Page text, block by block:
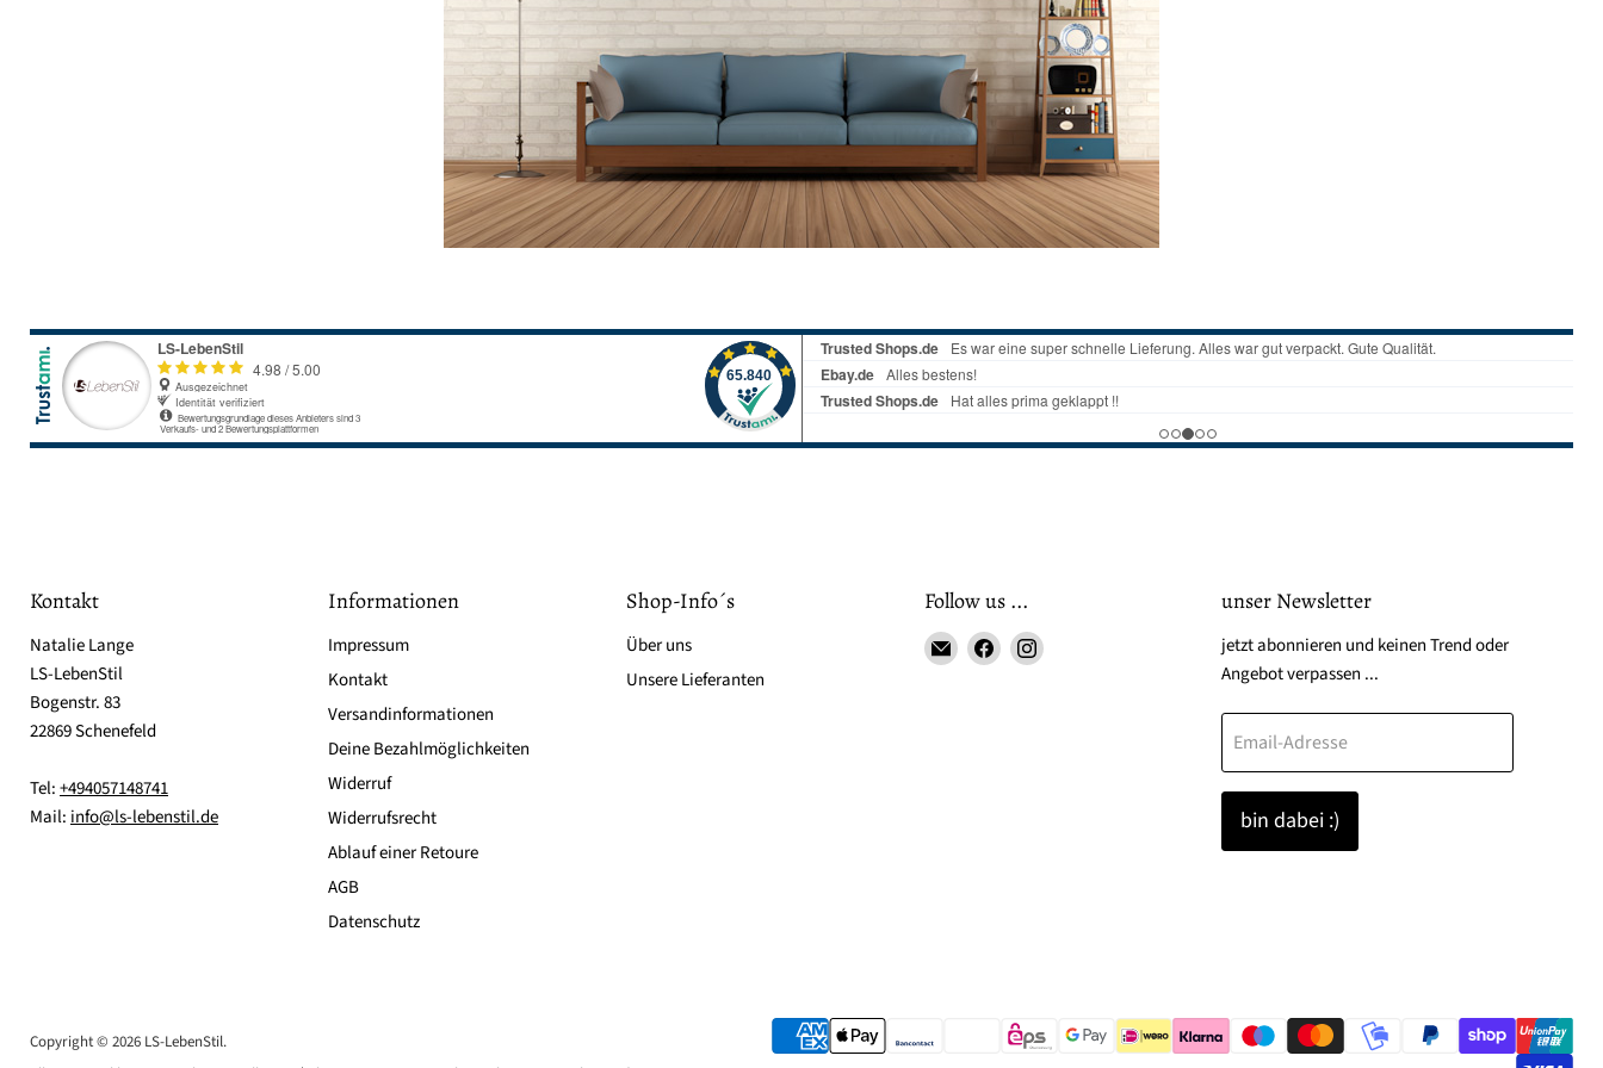
Kontakt
Natalie Lange
LS-LebenStil
Bogenstr. 83
22869 Schenefeld
Tel:+494057148741
Mail: info@ls-lebenstil.de
Informationen
Impressum
Kontakt
Versandinformationen
Deine Bezahlmöglichkeiten
Widerruf
Widerrufsrecht
Ablauf einer Retoure
AGB
Datenschutz
Shop-Info´s
Über uns
Unsere Lieferanten
Follow us ...
EmailFindenFinden
unser Newsletter
jetzt abonnieren und keinen Trend oder
Angebot verpassen ...
Email-Adresse
bin dabei :)
Copyright © 2026 LS-LebenStil.